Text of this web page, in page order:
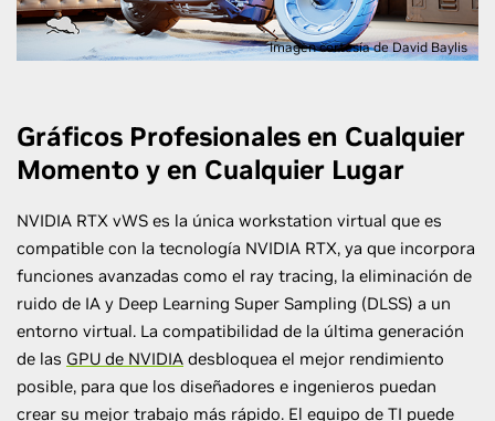
Imagen cortesía de David Baylis
Gráficos Profesionales en Cualquier
Momento y en Cualquier Lugar
NVIDIA RTX vWS es la única workstation virtual que es
compatible con la tecnología NVIDIA RTX, ya que incorpora
funciones avanzadas como el ray tracing, la eliminación de
ruido de IA y Deep Learning Super Sampling (DLSS) a un
entorno virtual. La compatibilidad de la última generación
de las GPU de NVIDIA desbloquea el mejor rendimiento
posible, para que los diseñadores e ingenieros puedan
crear su mejor trabajo más rápido. El equipo de TI puede